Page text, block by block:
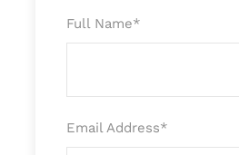
Full Name*
Email Address*